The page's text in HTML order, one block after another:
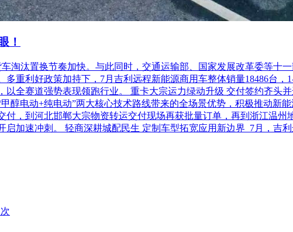
！
淘汰置换节奏加快。与此同时，交通运输部、国家发展改革委等十
重利好政策加持下，7月吉利远程新能源商用车整体销量18486台，
全赛道强势表现领跑行业。 重卡大宗运力绿动升级 交付签约齐头
醇电动+纯电动”两大核心技术路线带来的全场景优势，积极推动新
，到河北邯郸大宗物资转运交付现场再获批量订单，再到浙江温
加速冲刺。 轻商深耕城配民生 定制车型拓宽应用新边界 7月，吉